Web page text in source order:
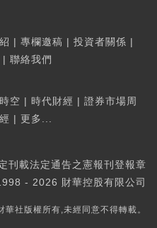
| 專欄邀稿 | 投資者關係 |
| 聯絡我們
空 | 時代財經 | 證券市場周
| 更多...
刊載法定通告之憲報刊登報章
- 2026 財華控股有限公司
華社版權所有,未經同意不得轉載。